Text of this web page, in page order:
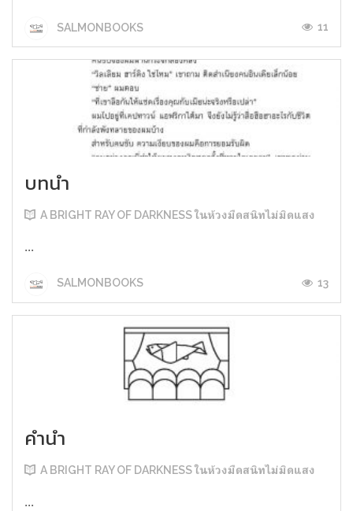
SALMONBOOKS 11
บทนำ
A BRIGHT RAY OF DARKNESS ในห้วงมืดสนิทไม่มิดแสง
...
SALMONBOOKS 13
คำนำ
A BRIGHT RAY OF DARKNESS ในห้วงมืดสนิทไม่มิดแสง
...